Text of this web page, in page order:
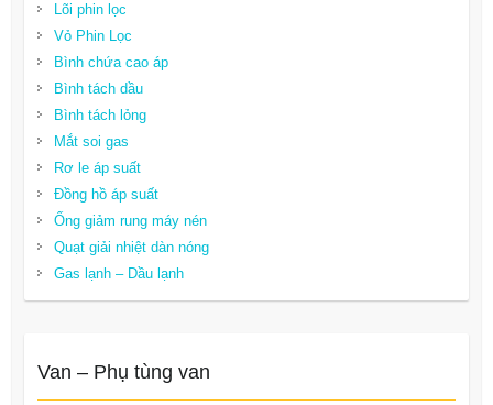
Lõi phin lọc
Vỏ Phin Lọc
Bình chứa cao áp
Bình tách dầu
Bình tách lỏng
Mắt soi gas
Rơ le áp suất
Đồng hồ áp suất
Ống giảm rung máy nén
Quạt giải nhiệt dàn nóng
Gas lạnh – Dầu lạnh
Van – Phụ tùng van